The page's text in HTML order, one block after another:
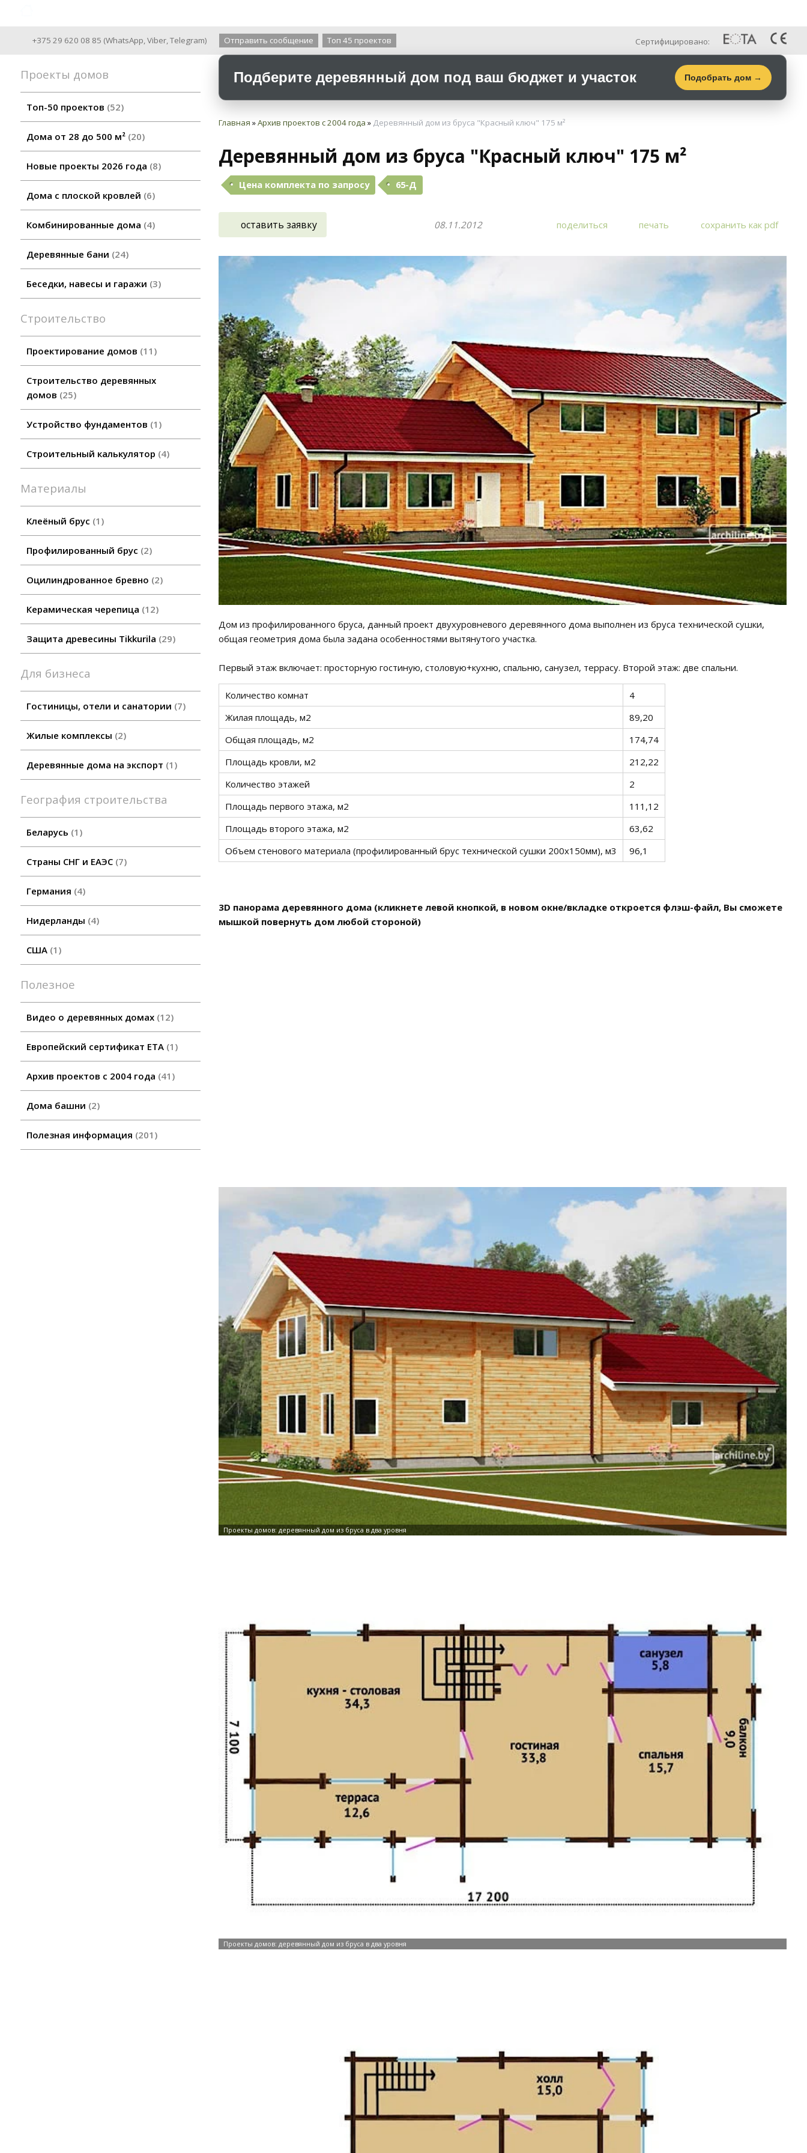
+375 29 620 08 85 (WhatsApp,Viber,Telegram) Отправить сообщение Топ 45 проектов Сертифицировано:
Проекты домов
Топ-50 проектов 52
Дома от 28 до 500 м² 20
Новые проекты 2026 года 8
Дома с плоской кровлей 6
Комбинированные дома 4
Деревянные бани 24
Беседки, навесы и гаражи 3
Строительство
Проектирование домов 11
Строительство деревянных
домов 25
Устройство фундаментов 1
Строительный калькулятор 4
Материалы
Клеёный брус 1
Профилированный брус 2
Оцилиндрованное бревно 2
Керамическая черепица 12
Защита древесины Tikkurila 29
Для бизнеса
Гостиницы, отели и санатории 7
Жилые комплексы 2
Деревянные дома на экспорт 1
География строительства
Беларусь 1
Страны СНГ и ЕАЭС 7
Германия 4
Нидерланды 4
США 1
Полезное
Видео о деревянных домах 12
Европейский сертификат ETA 1
Архив проектов с 2004 года 41
Дома башни 2
Полезная информация 201
Подберите деревянный дом под ваш бюджет и участок Подобрать дом →
Главная »Архив проектов с 2004 года » Деревянный дом из бруса "Красный ключ" 175 м²
Деревянный дом из бруса "Красный ключ" 175 м²
Цена комплекта по запросу 65-Д
оставить заявку 08.11.2012 поделиться печать сохранить как pdf
Дом из профилированного бруса, данный проект двухуровневого деревянного дома выполнен из бруса технической сушки,
общая геометрия дома была задана особенностями вытянутого участка.
Первый этаж включает: просторную гостиную, столовую+кухню, спальню, санузел, террасу. Второй этаж: две спальни.
Количество комнат
4
Жилая площадь, м2
89,20
Общая площадь, м2
174,74
Площадь кровли, м2
212,22
Количество этажей
2
Площадь первого этажа, м2
111,12
Площадь второго этажа, м2
63,62
Объем стенового материала (профилированный брус технической сушки 200х150мм), м3
96,1
3D панорама деревянного дома (кликнете левой кнопкой, в новом окне/вкладке откроется флэш-файл, Вы сможете
мышкой повернуть дом любой стороной)